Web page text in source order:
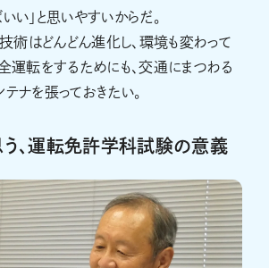
い」と思いやすいからだ。
技術はどんどん進化し、環境も変わって
運転をするためにも、交通にまつわる
ナを張っておきたい。
、運転免許学科試験の意義